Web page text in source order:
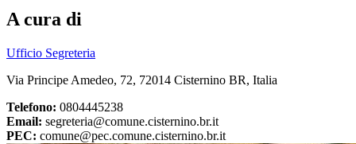
A cura di
Ufficio Segreteria
Via Principe Amedeo, 72, 72014 Cisternino BR, Italia
Telefono: 0804445238
Email: segreteria@comune.cisternino.br.it
PEC: comune@pec.comune.cisternino.br.it